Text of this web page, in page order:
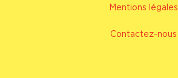
Mentions légales
Contactez-nous